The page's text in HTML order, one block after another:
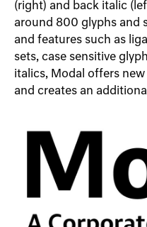
(right) and back italic
around 800 glyphs and
and features such as
sets, case sensitive
italics, Modal offers
and creates an